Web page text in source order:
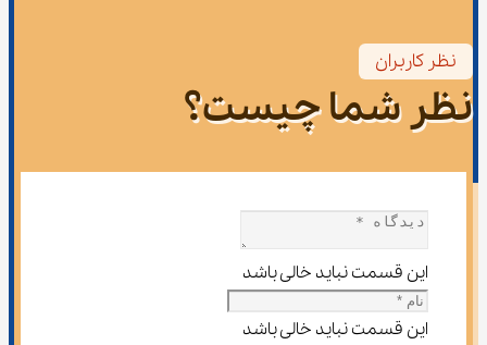
نظر کاربران
نظر شما چیست؟
این قسمت نباید خالی باشد
این قسمت نباید خالی باشد